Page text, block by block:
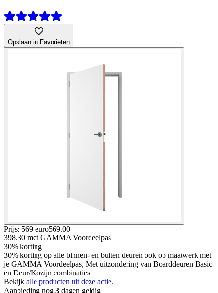
Opslaan in Favorieten
Prijs: 569 euro569.00
398.30 met GAMMA Voordeelpas
30% korting
30% korting op alle binnen- en buiten deuren ook op maatwerk met
je GAMMA Voordeelpas, Met uitzondering van Boarddeuren Basic
en Deur/Kozijn combinaties
Bekijk alle producten uit deze actie.
Aanbieding nog 3 dagen geldig